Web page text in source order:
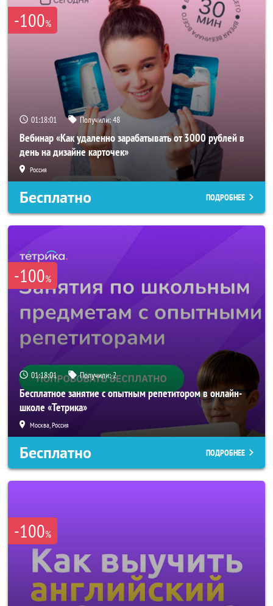
-100%
01:17:58 Получили:48
Вебинар «Как удаленно зарабатывать от 3000 рублей в
день на дизайне карточек»
Россия
Бесплатно ПОДРОБНЕЕ
-100%
01:17:58 Получили:2
Бесплатное занятие с опытным репетитором в онлайн-
школе «Тетрика»
Москва, Россия
Бесплатно ПОДРОБНЕЕ
-100%